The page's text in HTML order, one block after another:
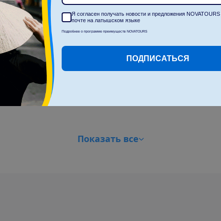
Показать все
Я согласен получать новости и предложения NOVATOURS
почте на латышском языке
Подробнее о программе преимуществ NOVATOURS
ПОДПИСАТЬСЯ